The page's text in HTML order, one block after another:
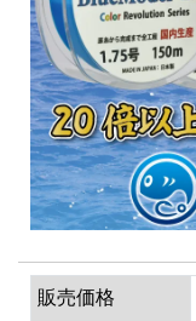
販売価格